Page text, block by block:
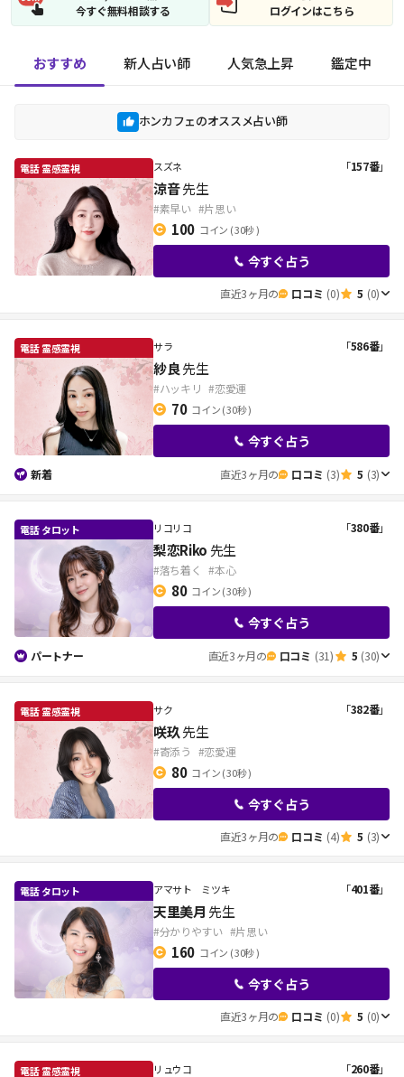
今すぐ無料相談する
ログインはこちら
おすすめ 新人占い師 人気急上昇 鑑定中
ホンカフェのオススメ占い師
「157番」
スズネ
涼音先生
#素早い #片思い
100 コイン ( 30秒 )
今すぐ占う
直近3ヶ月の 口コミ (0) 5 (0)
「586番」
サラ
紗良先生
#ハッキリ #恋愛運
70 コイン( 30秒 )
今すぐ占う
新着 直近3ヶ月の 口コミ (3) 5 (3)
「380番」
リコリコ
梨恋Riko 先生
#落ち着く #本心
80 コイン( 30秒 )
今すぐ占う
パートナー 直近3ヶ月の 口コミ (31) 5 (30)
「382番」
サク
咲玖先生
#寄添う #恋愛運
80 コイン( 30秒 )
今すぐ占う
直近3ヶ月の 口コミ (4) 5 (3)
「401番」
アマサト ミツキ
天里美月 先生
#分かりやすい #片思い
160 コイン ( 30秒 )
今すぐ占う
直近3ヶ月の 口コミ (0) 5 (0)
「260番」
リュウコ